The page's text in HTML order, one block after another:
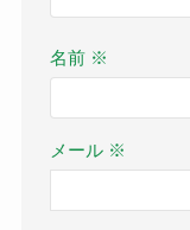
名前 ※
メール ※